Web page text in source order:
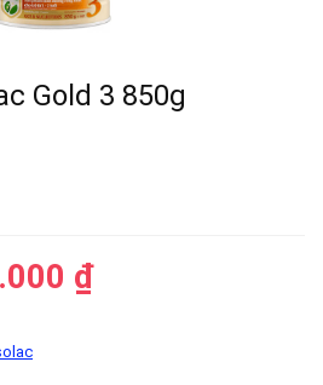
Gold 3 850g
₫